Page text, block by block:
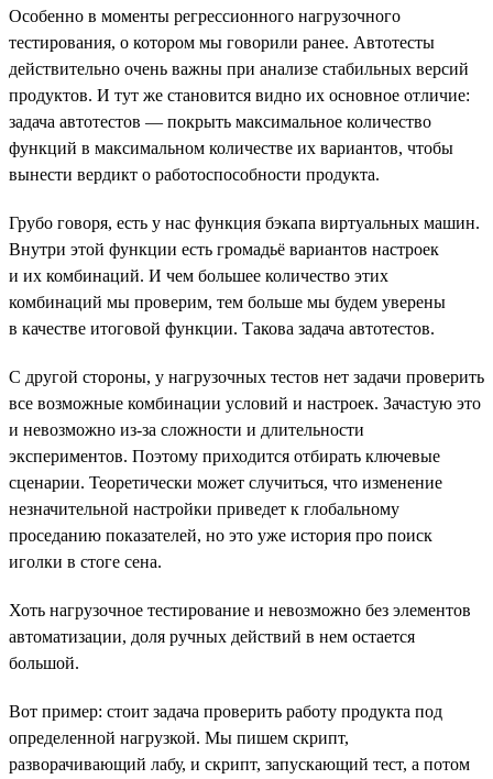
Особенно в моменты регрессионного нагрузочного
тестирования, о котором мы говорили ранее. Автотесты
действительно очень важны при анализе стабильных версий
продуктов. И тут же становится видно их основное отличие:
задача автотестов — покрыть максимальное количество
функций в максимальном количестве их вариантов, чтобы
вынести вердикт о работоспособности продукта.
Грубо говоря, есть у нас функция бэкапа виртуальных машин.
Внутри этой функции есть громадьё вариантов настроек
и их комбинаций. И чем большее количество этих
комбинаций мы проверим, тем больше мы будем уверены
в качестве итоговой функции. Такова задача автотестов.
С другой стороны, у нагрузочных тестов нет задачи проверить
все возможные комбинации условий и настроек. Зачастую это
и невозможно из-за сложности и длительности
экспериментов. Поэтому приходится отбирать ключевые
сценарии. Теоретически может случиться, что изменение
незначительной настройки приведет к глобальному
проседанию показателей, но это уже история про поиск
иголки в стоге сена.
Хоть нагрузочное тестирование и невозможно без элементов
автоматизации, доля ручных действий в нем остается
большой.
Вот пример: стоит задача проверить работу продукта под
определенной нагрузкой. Мы пишем скрипт,
разворачивающий лабу, и скрипт, запускающий тест, а потом